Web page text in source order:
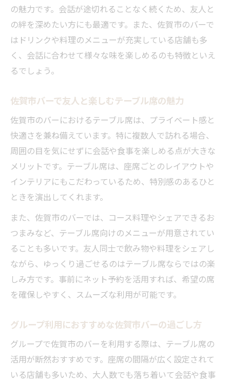
の魅力です。会話が途切れることなく続くため、友人と
の絆を深めたい方にも最適です。また、佐賀市のバーで
はドリンクや料理のメニューが充実している店舗も多
く、会話に合わせて様々な味を楽しめるのも特徴といえ
るでしょう。
佐賀市バーで友人と楽しむテーブル席の魅力
佐賀市のバーにおけるテーブル席は、プライベート感と
快適さを兼ね備えています。特に複数人で訪れる場合、
周囲の目を気にせずに会話や食事を楽しめる点が大きな
メリットです。テーブル席は、座席ごとのレイアウトや
インテリアにもこだわっているため、特別感のあるひと
ときを演出してくれます。
また、佐賀市のバーでは、コース料理やシェアできるお
つまみなど、テーブル席向けのメニューが用意されてい
ることも多いです。友人同士で飲み物や料理をシェアし
ながら、ゆっくり過ごせるのはテーブル席ならではの楽
しみ方です。事前にネット予約を活用すれば、希望の席
を確保しやすく、スムーズな利用が可能です。
グループ利用におすすめな佐賀市バーの過ごし方
グループで佐賀市のバーを利用する際は、テーブル席の
活用が断然おすすめです。座席の間隔が広く設定されて
いる店舗も多いため、大人数でも落ち着いて会話や食事